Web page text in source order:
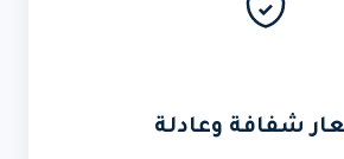
شفافة وعادلة